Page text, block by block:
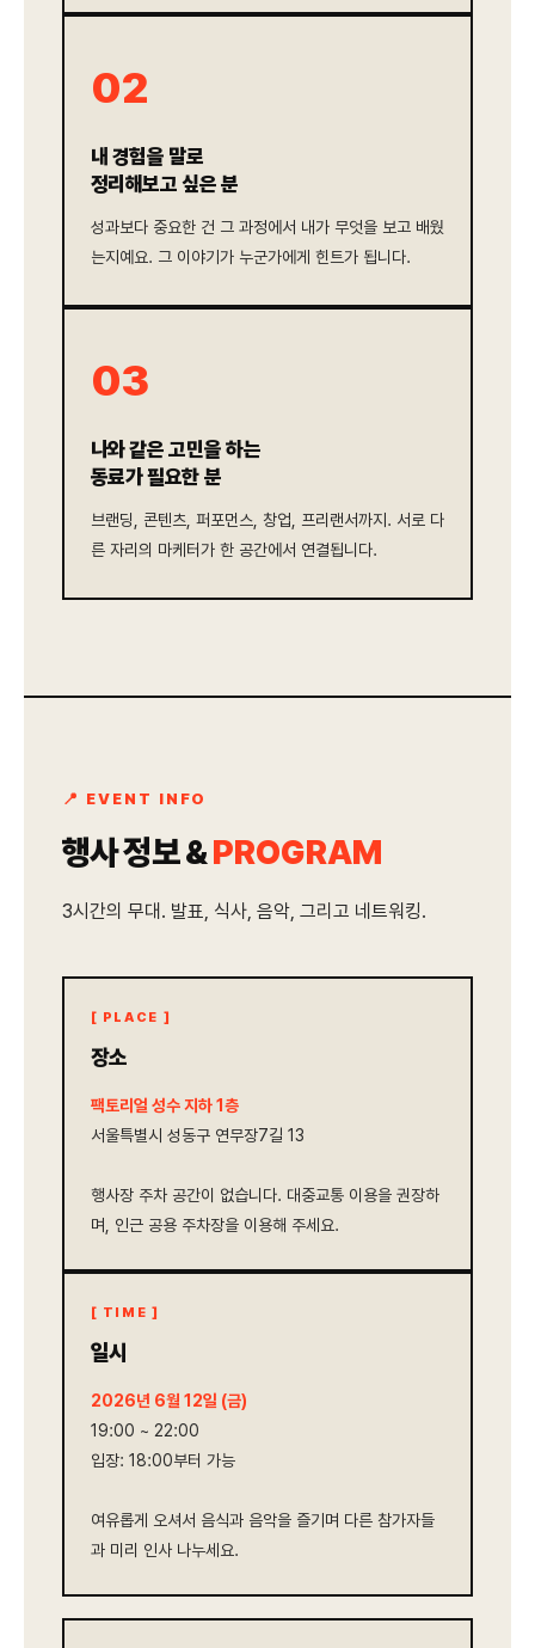
02
내 경험을 말로
정리해보고 싶은 분
성과보다 중요한 건 그 과정에서 내가 무엇을 보고 배웠
는지예요. 그 이야기가 누군가에게 힌트가 됩니다.
03
나와 같은 고민을 하는
동료가 필요한 분
브랜딩, 콘텐츠, 퍼포먼스, 창업, 프리랜서까지. 서로 다
른 자리의 마케터가 한 공간에서 연결됩니다.
📍 EVENT INFO
행사 정보 &PROGRAM
3시간의 무대. 발표, 식사, 음악, 그리고 네트워킹.
[ PLACE ]
장소
팩토리얼 성수 지하 1층
서울특별시 성동구 연무장7길 13
행사장 주차 공간이 없습니다. 대중교통 이용을 권장하
며, 인근 공용 주차장을 이용해 주세요.
[ TIME ]
일시
2026년 6월 12일 (금)
19:00 ~ 22:00
입장: 18:00부터 가능
여유롭게 오셔서 음식과 음악을 즐기며 다른 참가자들
과 미리 인사 나누세요.